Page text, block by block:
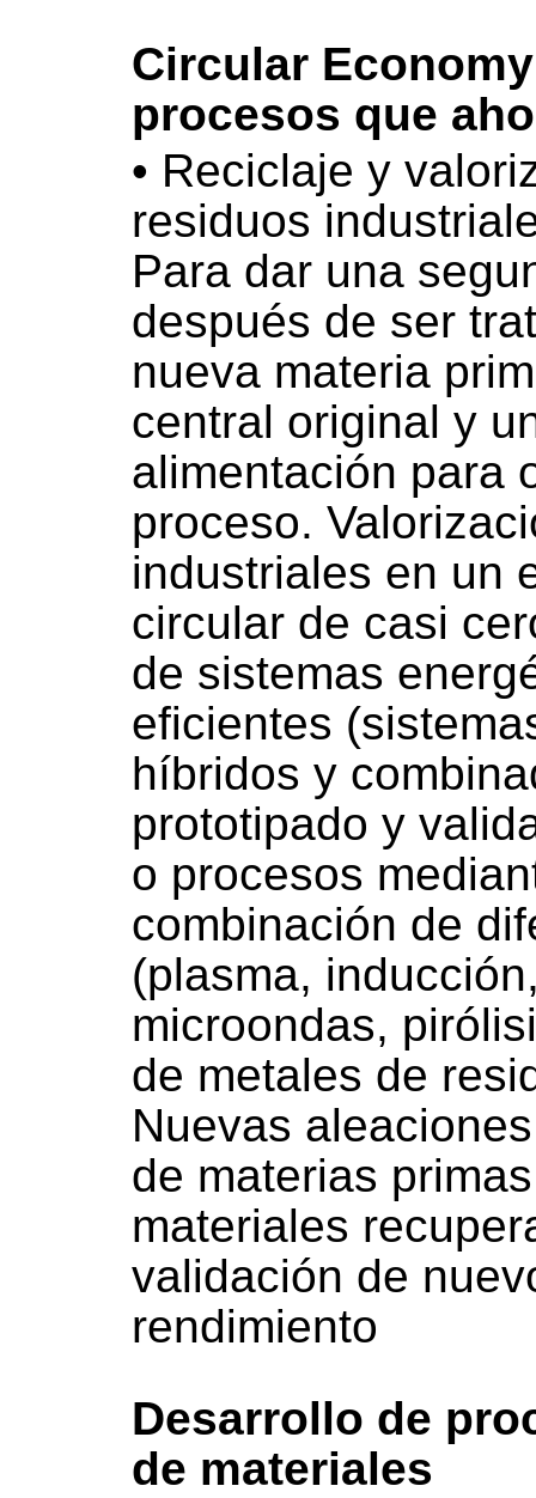
Circular
procesos que
• Reciclaje y
residuos
Para dar una
después de ser
nueva materia
central original y
alimentación para
proceso.
industriales en un
circular de casi
de sistemas
eficientes
híbridos y
prototipado y
o procesos
combinación de
(plasma,
microondas,
de metales de
Nuevas
de materias
materiales
validación de
rendimiento
Desarrollo de
de materiales